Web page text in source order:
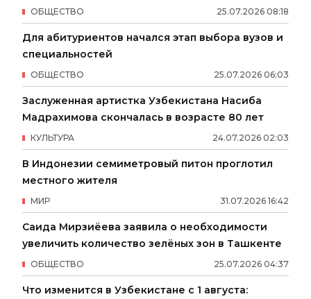
25.07.2026 08:18
ОБЩЕСТВО
Для абитуриентов начался этап выбора вузов и
специальностей
25.07.2026 06:03
ОБЩЕСТВО
Заслуженная артистка Узбекистана Насиба
Мадрахимова скончалась в возрасте 80 лет
24.07.2026 02:03
КУЛЬТУРА
В Индонезии семиметровый питон проглотил
местного жителя
31.07.2026 16:42
МИР
Саида Мирзиёева заявила о необходимости
увеличить количество зелёных зон в Ташкенте
25.07.2026 04:37
ОБЩЕСТВО
Что изменится в Узбекистане с 1 августа: